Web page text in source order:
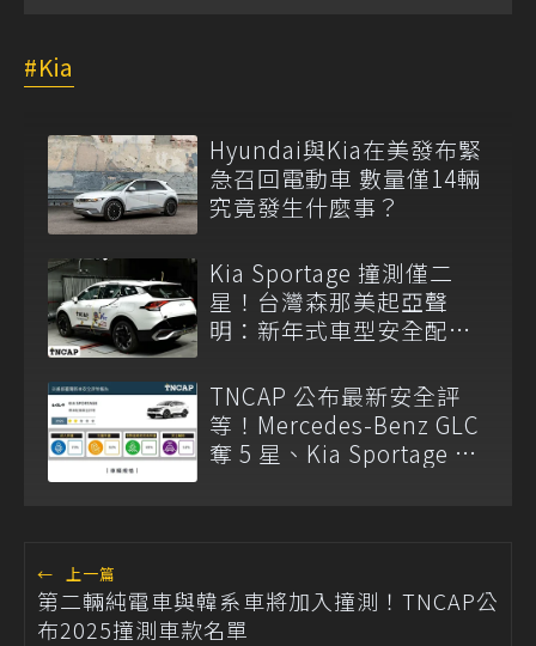
Kia
Hyundai與Kia在美發布緊
急召回電動車 數量僅14輛
究竟發生什麼事？
Kia Sportage 撞測僅二
星！台灣森那美起亞聲
明：新年式車型安全配備
TNCAP 公布最新安全評
等！Mercedes-Benz GLC
奪 5 星、Kia Sportage 僅
← 上一篇
第二輛純電車與韓系車將加入撞測！TNCAP公
布2025撞測車款名單